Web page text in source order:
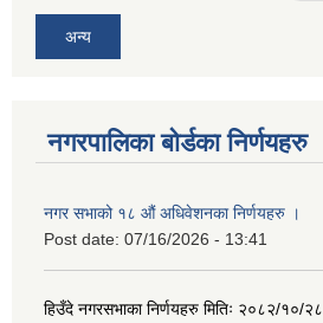
अन्य
नगरपालिका बोर्डका निर्णयहरु
नगर सभाको १८ औं अधिवेशनका निर्णयहरु ।
Post date: 07/16/2026 - 13:41
हिउँदे नगरसभाका निर्णयहरु मितिः २०८२/१०/२८